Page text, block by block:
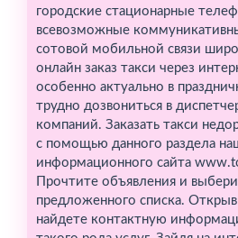
городские стационарные
всевозможные
сотовой мобильной связи
онлайн заказ такси через
особенно актуально в
трудно дозвониться в
компаний. Заказать такси
с помощью данного раздела
информационного сайта
Прочтите объявления и
предложенного списка.
найдете контактную